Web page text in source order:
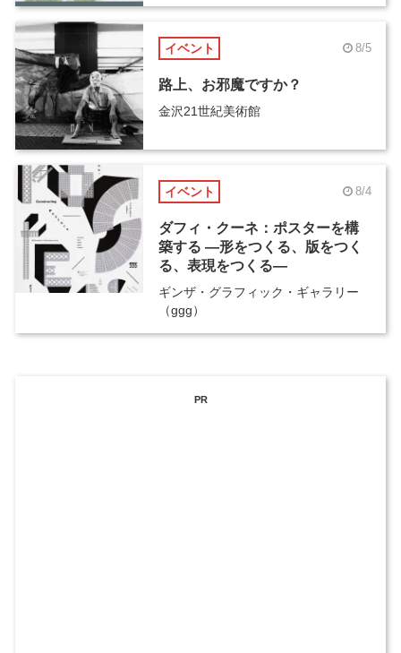
イベント 8/5
路上、お邪魔ですか？
金沢21世紀美術館
イベント 8/4
ダフィ・クーネ：ポスターを構
築する ―形をつくる、版をつく
る、表現をつくる―
ギンザ・グラフィック・ギャラリー
（ggg）
PR